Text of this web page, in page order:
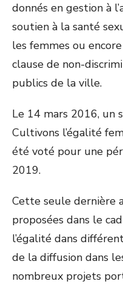
donnés en gestion à
soutien à la santé
les femmes ou
clause de non-
publics de la ville.
Le 14 mars 2016, un
Cultivons l’égalité
été voté pour une
2019.
Cette seule dernière
proposées dans le
l’égalité dans
de la diffusion dans
nombreux projets